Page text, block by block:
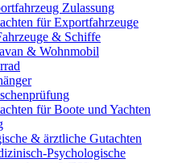
Zulassung
für Exportfahrzeuge
& Schiffe
& Wohnmobil
für Boote und Yachten
& ärztliche Gutachten
Psychologische